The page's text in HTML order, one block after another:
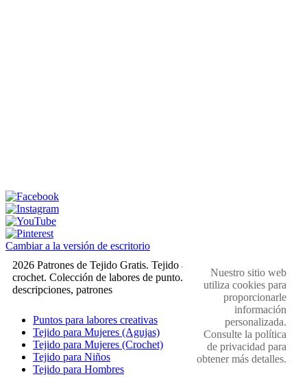
Cambiar a la versión de escritorio
2026 Patrones de Tejido Gratis. Tejido a dos agujas y
crochet. Colección de labores de punto. Muestras,
descripciones, patrones
Puntos para labores creativas
Tejido para Mujeres (Agujas)
Tejido para Mujeres (Crochet)
Tejido para Niños
Tejido para Hombres
Nuestro sitio web
utiliza cookies para
proporcionarle
información
personalizada.
Consulte la política
de privacidad para
obtener más detalles.